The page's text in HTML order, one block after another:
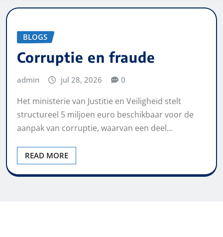
BLOGS
Corruptie en fraude
admin jul 28, 2026 0
Het ministerie van Justitie en Veiligheid stelt
structureel 5 miljoen euro beschikbaar voor de
aanpak van corruptie, waarvan een deel…
READ MORE